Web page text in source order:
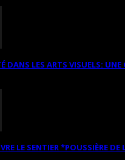
DANS LES ARTS VISUELS: UNE
LE SENTIER *POUSSIÈRE DE